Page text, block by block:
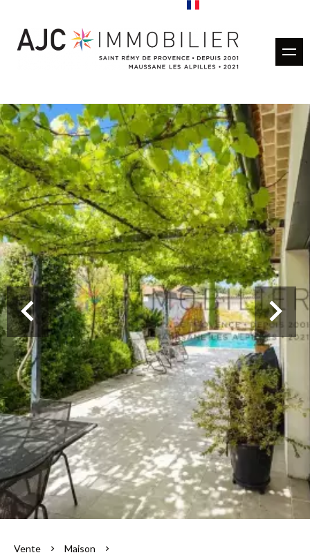
Louer
Gestion locative
Estimation
Vendus
Nos agences
L'équipe
Vente Maison